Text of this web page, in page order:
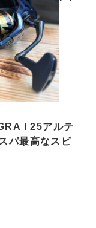
l 25アルテ
パ最高なスピ